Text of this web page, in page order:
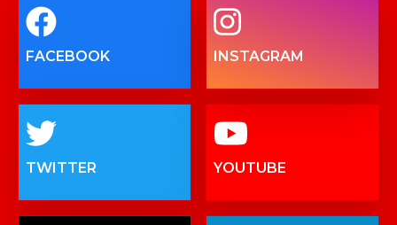
FACEBOOK INSTAGRAM
TWITTER YOUTUBE